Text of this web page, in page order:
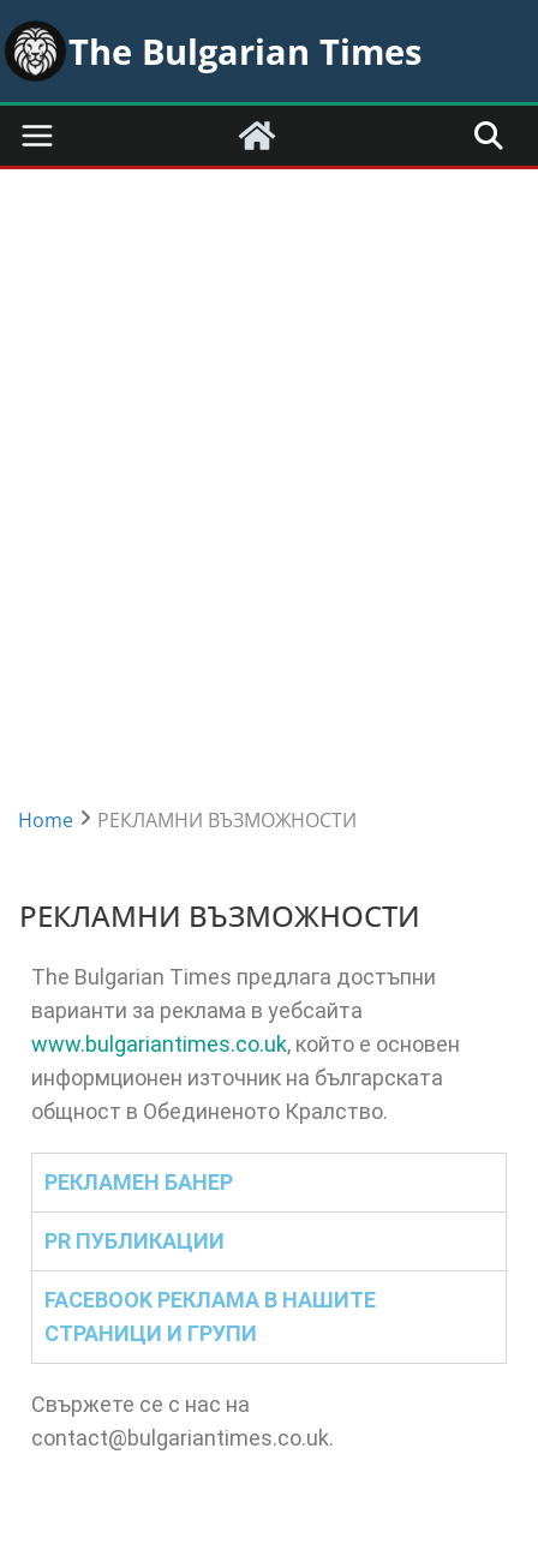
The Bulgarian Times
Home РЕКЛАМНИ ВЪЗМОЖНОСТИ
РЕКЛАМНИ ВЪЗМОЖНОСТИ
The Bulgarian Times предлага достъпни
варианти за реклама в уебсайта
www.bulgariantimes.co.uk, който е основен
информционен източник на българската
общност в Обединеното Кралство.
РЕКЛАМЕН БАНЕР
PR ПУБЛИКАЦИИ
FACEBOOK РЕКЛАМА В НАШИТЕ
СТРАНИЦИ И ГРУПИ
Свържете се с нас на
contact@bulgariantimes.co.uk.